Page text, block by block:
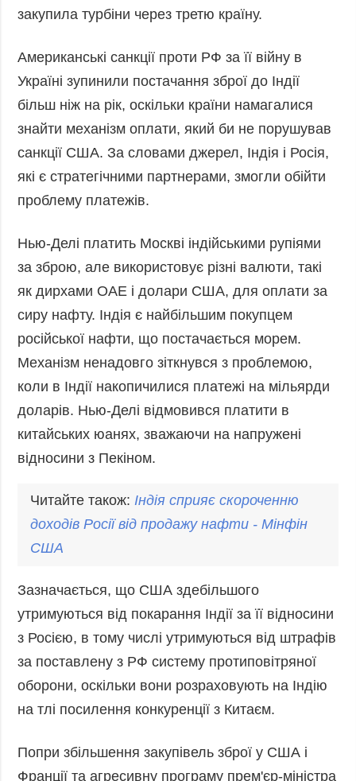
закупила турбіни через третю країну.
Американські санкції проти РФ за її війну в
Україні зупинили постачання зброї до Індії
більш ніж на рік, оскільки країни намагалися
знайти механізм оплати, який би не порушував
санкції США. За словами джерел, Індія і Росія,
які є стратегічними партнерами, змогли обійти
проблему платежів.
Нью-Делі платить Москві індійськими рупіями
за зброю, але використовує різні валюти, такі
як дирхами ОАЕ і долари США, для оплати за
сиру нафту. Індія є найбільшим покупцем
російської нафти, що постачається морем.
Механізм ненадовго зіткнувся з проблемою,
коли в Індії накопичилися платежі на мільярди
доларів. Нью-Делі відмовився платити в
китайських юанях, зважаючи на напружені
відносини з Пекіном.
Читайте також: Індія сприяє скороченню
доходів Росії від продажу нафти - Мінфін
США
Зазначається, що США здебільшого
утримуються від покарання Індії за її відносини
з Росією, в тому числі утримуються від штрафів
за поставлену з РФ систему протиповітряної
оборони, оскільки вони розраховують на Індію
на тлі посилення конкуренції з Китаєм.
Попри збільшення закупівель зброї у США і
Франції та агресивну програму прем'єр-міністра